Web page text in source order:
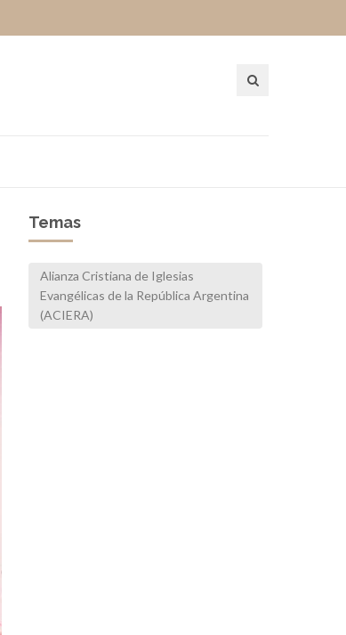
Temas
Alianza Cristiana de Iglesias
Evangélicas de la República Argentina
(ACIERA)